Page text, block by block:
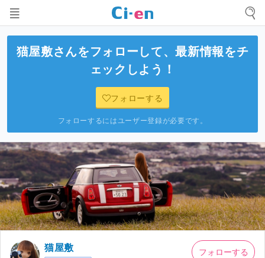
猫屋敷さんをフォローして、最新情報をチ
ェックしよう！
フォローする
フォローするにはユーザー登録が必要です。
猫屋敷 フォローする